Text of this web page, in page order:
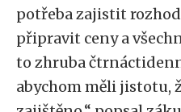
potřeba zajistit
připravit ceny a
to zhruba
abychom měli jistotu,